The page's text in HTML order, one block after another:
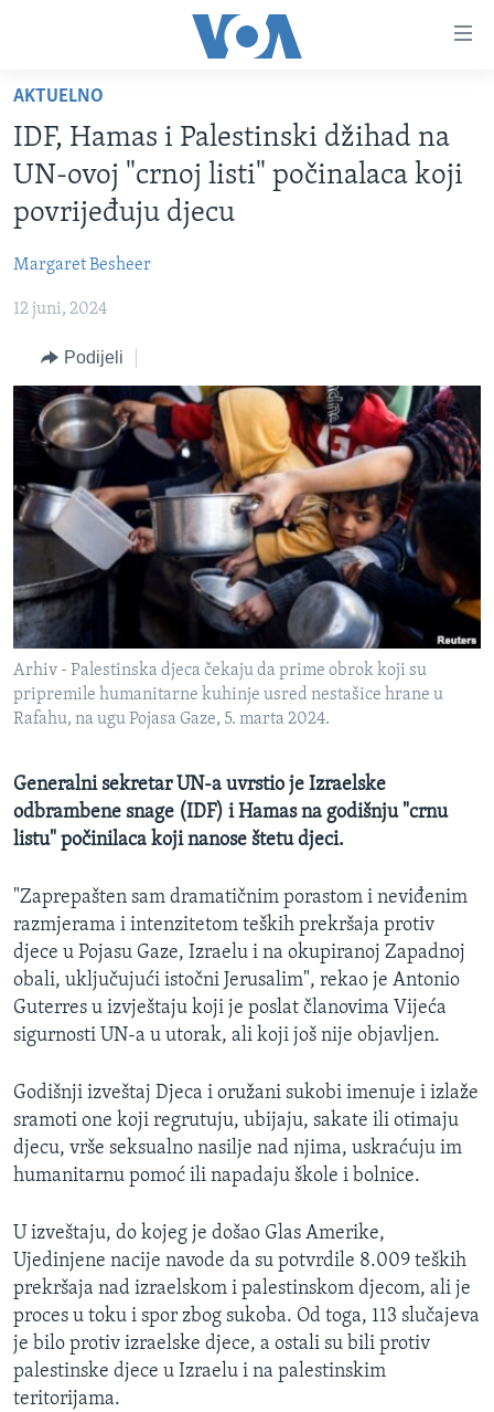
glavni
sadržaj
Pređi
na
glavnu
Idi
na
pretragu
VIDEO
FOTOGRAFIJE DANA
SJEDINJENE AMERIČKE DRŽAVE
BOSNA I HERCEGOVINA
SVIJET
NAUKA I TEHNOLOGIJA
SPECIJALNI PROJEKTI
KORUPCIJA
SLOBODA MEDIJA
ŽENSKA STRANA
IZBJEGLIČKA STRANA
MAGAZIN
O GLASU AMERIKE
Learning English
PRATITE NAS
Jezici
AKTUELNO
IDF, Hamas i Palestinski džihad na
UN-ovoj "crnoj listi" počinalaca koji
povrijeđuju djecu
Margaret Besheer
12 juni, 2024
Podijeli
Arhiv - Palestinska djeca čekaju da prime obrok koji su
pripremile humanitarne kuhinje usred nestašice hrane u
Rafahu, na ugu Pojasa Gaze, 5. marta 2024.
Generalni sekretar UN-a uvrstio je Izraelske
odbrambene snage (IDF) i Hamas na godišnju "crnu
listu" počinilaca koji nanose štetu djeci.
"Zaprepašten sam dramatičnim porastom i neviđenim
razmjerama i intenzitetom teških prekršaja protiv
djece u Pojasu Gaze, Izraelu i na okupiranoj Zapadnoj
obali, uključujući istočni Jerusalim", rekao je Antonio
Guterres u izvještaju koji je poslat članovima Vijeća
sigurnosti UN-a u utorak, ali koji još nije objavljen.
Godišnji izveštaj Djeca i oružani sukobi imenuje i izlaže
sramoti one koji regrutuju, ubijaju, sakate ili otimaju
djecu, vrše seksualno nasilje nad njima, uskraćuju im
humanitarnu pomoć ili napadaju škole i bolnice.
U izveštaju, do kojeg je došao Glas Amerike,
Ujedinjene nacije navode da su potvrdile 8.009 teških
prekršaja nad izraelskom i palestinskom djecom, ali je
proces u toku i spor zbog sukoba. Od toga, 113 slučajeva
je bilo protiv izraelske djece, a ostali su bili protiv
palestinske djece u Izraelu i na palestinskim
teritorijama.